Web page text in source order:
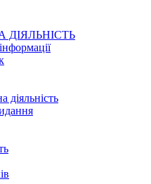
діяльність